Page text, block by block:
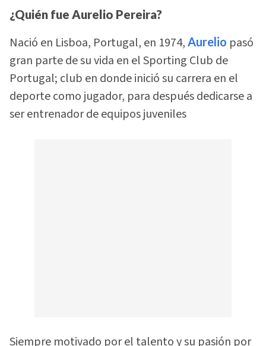
¿Quién fue Aurelio Pereira?
Nació en Lisboa, Portugal, en 1974, Aurelio pasó
gran parte de su vida en el Sporting Club de
Portugal; club en donde inició su carrera en el
deporte como jugador, para después dedicarse a
ser entrenador de equipos juveniles
Siempre motivado por el talento y su pasión por